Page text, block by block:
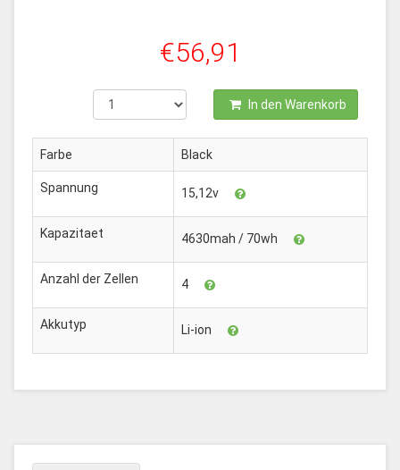
€56,91
In den Warenkorb
Farbe Black
Spannung 15,12v
Kapazitaet 4630mah / 70wh
Anzahl der Zellen 4
Akkutyp Li-ion